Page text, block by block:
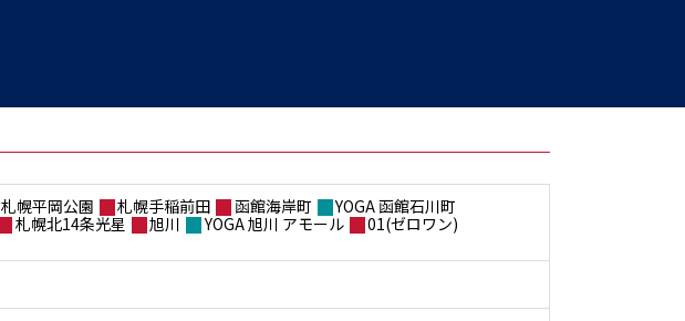
札幌平岡公園 札幌手稲前田 函館海岸町
YOGA 函館石川町
札幌北14条光星 旭川 YOGA 旭川 アモール
01(ゼロワン)